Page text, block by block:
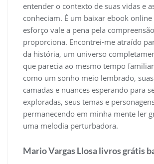
entender o contexto de suas vidas e
conheciam. É um baixar ebook online
esforço vale a pena pela
proporciona. Encontrei-me atraído
da história, um universo
que parecia ao mesmo tempo
como um sonho meio lembrado,
camadas e nuances esperando para
exploradas, seus temas e
permanecendo em minha mente ler
uma melodia perturbadora.
Mario Vargas Llosa livros grátis